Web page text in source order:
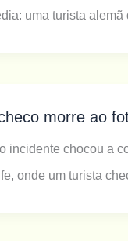
uma turista
morre ao
incidente chocou a
onde um turista